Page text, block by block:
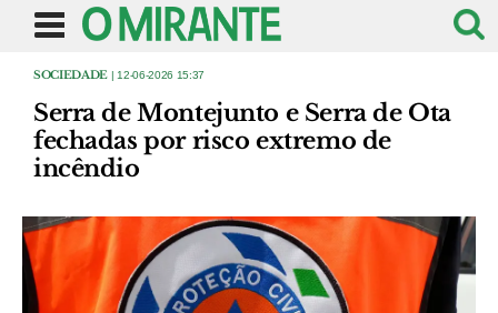
SOCIEDADE | 12-06-2026 15:37
Serra de Montejunto e Serra de Ota
fechadas por risco extremo de
incêndio